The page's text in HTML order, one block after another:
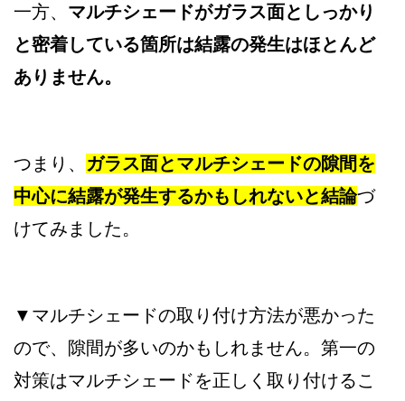
一方、 マルチシェードがガラス面としっかり
と密着している箇所は結露の発生はほとんど
ありません。
つまり、 ガラス面とマルチシェードの隙間を
中心に結露が発生するかもしれないと結論づ
けてみました。
▼マルチシェードの取り付け方法が悪かった
ので、隙間が多いのかもしれません。第一の
対策はマルチシェードを正しく取り付けるこ